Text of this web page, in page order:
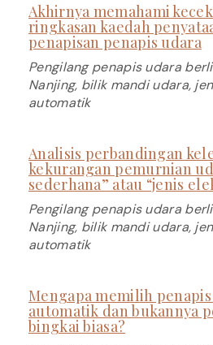
Akhirnya memahami
ringkasan kaedah
penapisan penapis udara
Pengilang penapis udara
Nanjing, bilik mandi udara,
automatik
Analisis perbandingan
kekurangan pemurnian
sederhana” atau “jenis
Pengilang penapis udara
Nanjing, bilik mandi udara,
automatik
Mengapa memilih
automatik dan bukannya
bingkai biasa?